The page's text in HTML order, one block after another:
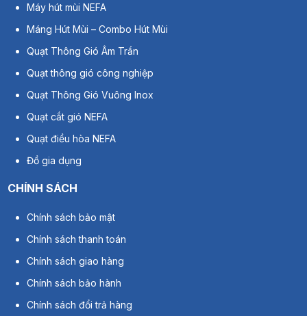
Máy hút mùi NEFA
Máng Hút Mùi – Combo Hút Mùi
Quạt Thông Gió Âm Trần
Quạt thông gió công nghiệp
Quạt Thông Gió Vuông Inox
Quạt cắt gió NEFA
Quạt điều hòa NEFA
Đồ gia dụng
CHÍNH SÁCH
Chính sách bảo mật
Chính sách thanh toán
Chính sách giao hàng
Chính sách bảo hành
Chính sách đổi trả hàng